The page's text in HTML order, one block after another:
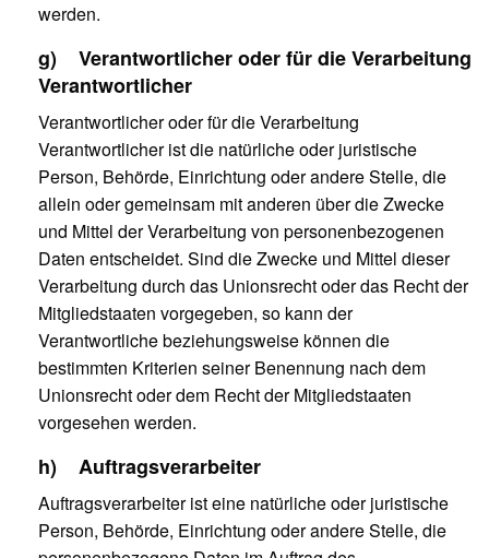
werden.
g) Verantwortlicher oder für die Verarbeitung
Verantwortlicher
Verantwortlicher oder für die Verarbeitung
Verantwortlicher ist die natürliche oder juristische
Person, Behörde, Einrichtung oder andere Stelle, die
allein oder gemeinsam mit anderen über die Zwecke
und Mittel der Verarbeitung von personenbezogenen
Daten entscheidet. Sind die Zwecke und Mittel dieser
Verarbeitung durch das Unionsrecht oder das Recht der
Mitgliedstaaten vorgegeben, so kann der
Verantwortliche beziehungsweise können die
bestimmten Kriterien seiner Benennung nach dem
Unionsrecht oder dem Recht der Mitgliedstaaten
vorgesehen werden.
h) Auftragsverarbeiter
Auftragsverarbeiter ist eine natürliche oder juristische
Person, Behörde, Einrichtung oder andere Stelle, die